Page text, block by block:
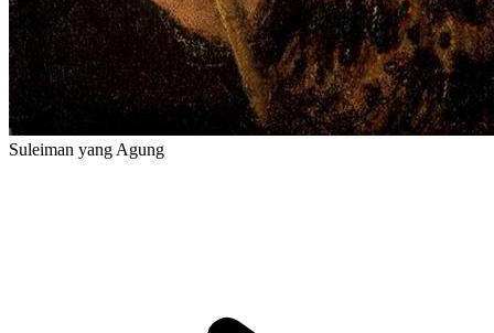
Suleiman yang Agung